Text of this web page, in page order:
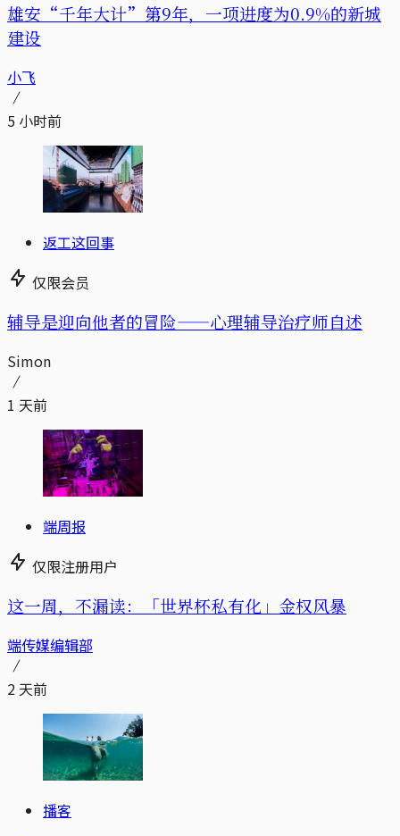
雄安“千年大计”第9年，一项进度为0.9%的新城
建设
小飞
5 小时前
返工这回事
仅限会员
辅导是迎向他者的冒险——心理辅导治疗师自述
Simon
1 天前
端周报
仅限注册用户
这一周，不漏读：「世界杯私有化」金权风暴
端传媒编辑部
2 天前
播客